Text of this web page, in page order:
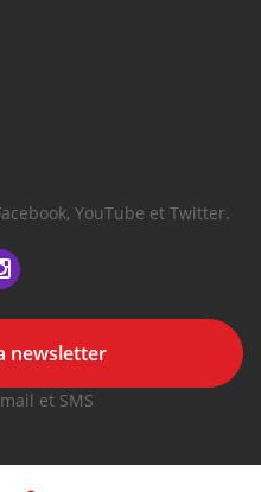
YouTube et Twitter.
newsletter
et SMS